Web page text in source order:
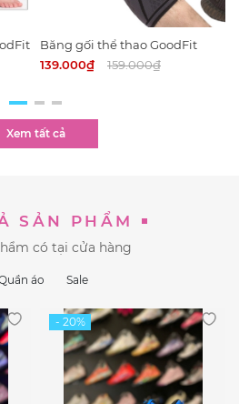
Băng gối thể thao GoodFit
518K (CẶP)
139.000₫ 159.000₫
Xem tất cả
SẢN PHẨM
có tại cửa hàng
áo Sale